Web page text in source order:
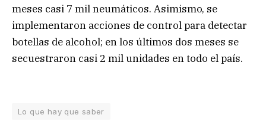
meses casi 7 mil neumáticos. Asimismo, se
implementaron acciones de control para detectar
botellas de alcohol; en los últimos dos meses se
secuestraron casi 2 mil unidades en todo el país.
Lo que hay que saber